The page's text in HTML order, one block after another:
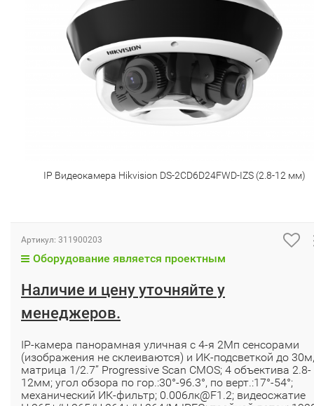
IP Видеокамера Hikvision DS-2CD6D24FWD-IZS (2.8-12 мм)
Артикул: 311900203
Оборудование является проектным
Наличие и цену уточняйте у
менеджеров.
IP-камера панорамная уличная с 4-я 2Мп сенсорами
(изображения не склеиваются) и ИК-подсветкой до 30м,
матрица 1/2.7’’ Progressive Scan CMOS; 4 объектива 2.8-
12мм; угол обзора по гор.:30°-96.3°, по верт.:17°-54°;
механический ИК-фильтр; 0.006лк@F1.2; видеосжатие